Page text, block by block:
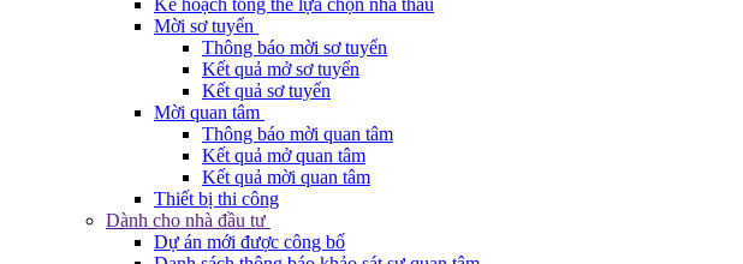
Kế hoạch tổng thể lựa chọn nhà thầu
Mời sơ tuyển
Thông báo mời sơ tuyển
Kết quả mở sơ tuyển
Kết quả sơ tuyển
Mời quan tâm
Thông báo mời quan tâm
Kết quả mở quan tâm
Kết quả mời quan tâm
Thiết bị thi công
Dành cho nhà đầu tư
Dự án mới được công bố